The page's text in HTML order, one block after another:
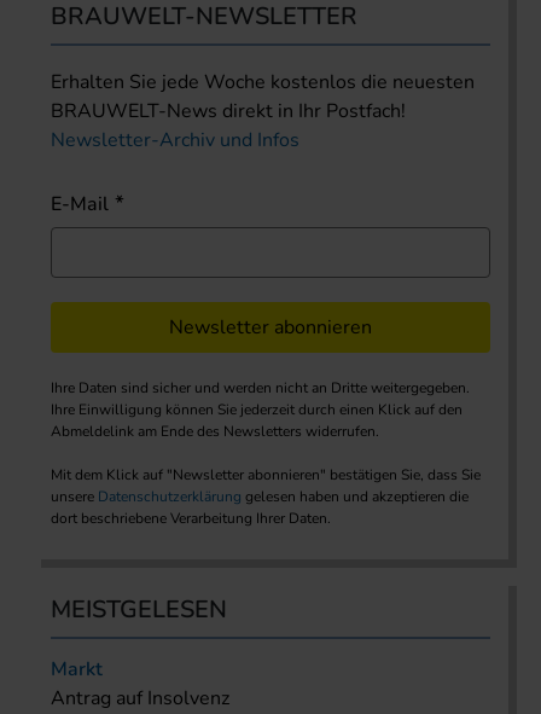
BRAUWELT-NEWSLETTER
Erhalten Sie jede Woche kostenlos die neuesten
BRAUWELT-News direkt in Ihr Postfach!
Newsletter-Archiv und Infos
E-Mail
Newsletter abonnieren
Ihre Daten sind sicher und werden nicht an Dritte weitergegeben.
Ihre Einwilligung können Sie jederzeit durch einen Klick auf den
Abmeldelink am Ende des Newsletters widerrufen.
Mit dem Klick auf "Newsletter abonnieren" bestätigen Sie, dass Sie
unsere Datenschutzerklärung gelesen haben und akzeptieren die
dort beschriebene Verarbeitung Ihrer Daten.
MEISTGELESEN
Markt
Antrag auf Insolvenz